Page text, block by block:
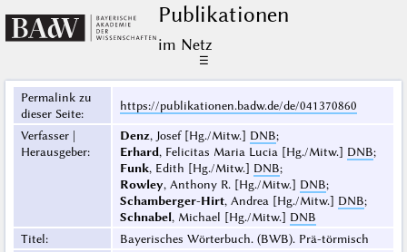
Publikationen
im Netz
☰
Permalink zu
dieser Seite:
https://publikationen.badw.de/de/041370860
Verfasser |
Herausgeber:
Denz, Josef [Hg./Mitw.] DNB;
Erhard, Felicitas Maria Lucia [Hg./Mitw.] DNB;
Funk, Edith [Hg./Mitw.] DNB;
Rowley, Anthony R. [Hg./Mitw.] DNB;
Schamberger-Hirt, Andrea [Hg./Mitw.] DNB;
Schnabel, Michael [Hg./Mitw.] DNB
Titel:
Bayerisches Wörterbuch. (BWB). Prä-törmisch